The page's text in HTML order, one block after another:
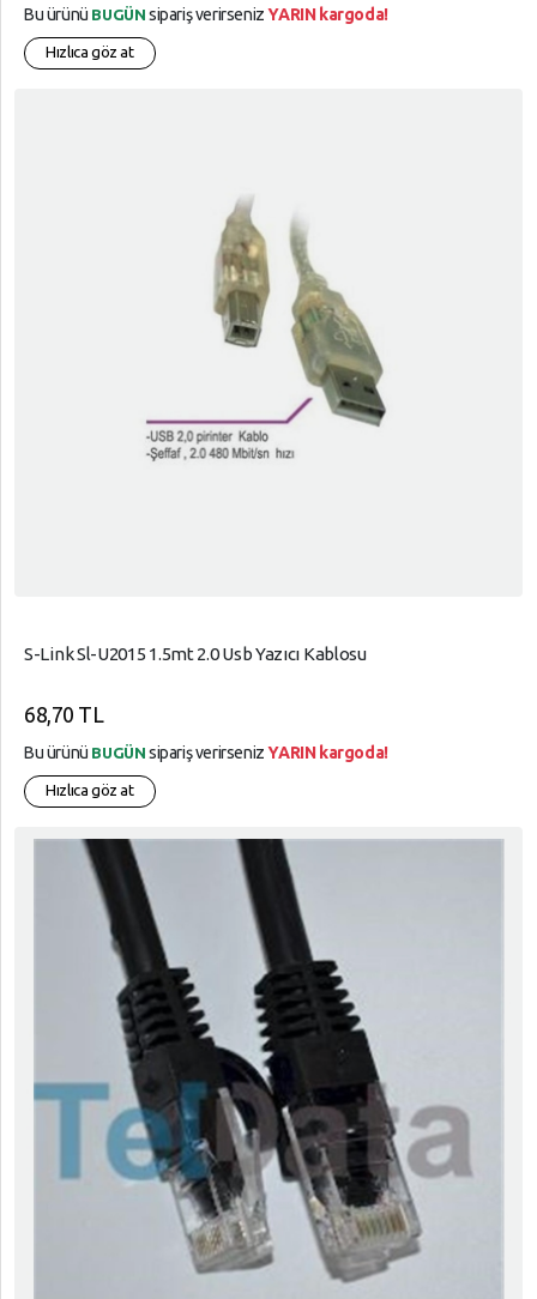
Bu ürünü BUGÜN sipariş verirsenizYARIN kargoda!
Hızlıca göz at
S-Link Sl-U2015 1.5mt 2.0 Usb Yazıcı Kablosu
68,70 TL
Bu ürünü BUGÜN sipariş verirsenizYARIN kargoda!
Hızlıca göz at